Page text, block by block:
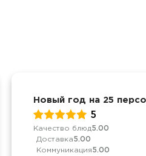
Новый год на 25
5
Качество блюд5.00
Доставка5.00
Коммуникация5.00